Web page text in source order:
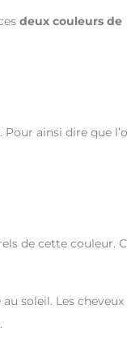
deux couleurs de
ainsi dire que
de cette couleur.
soleil. Les cheveux